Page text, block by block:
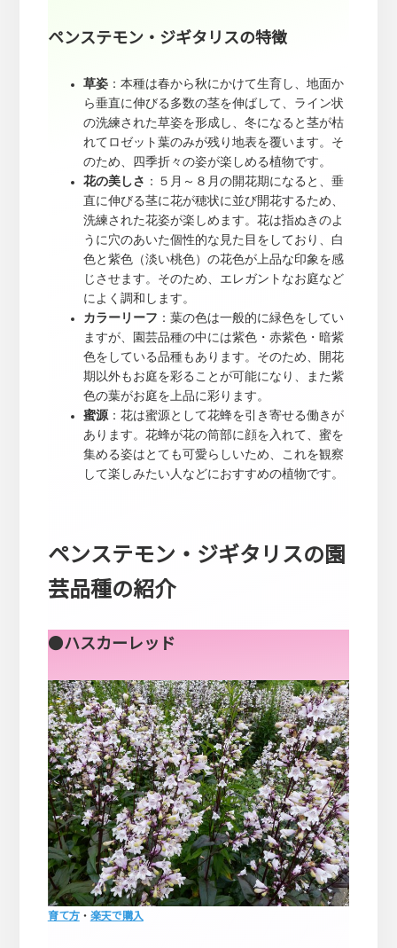
ペンステモン・ジギタリスの特徴
草姿：本種は春から秋にかけて生育し、地面か
ら垂直に伸びる多数の茎を伸ばして、ライン状
の洗練された草姿を形成し、冬になると茎が枯
れてロゼット葉のみが残り地表を覆います。そ
のため、四季折々の姿が楽しめる植物です。
花の美しさ ：５月～８月の開花期になると、垂
直に伸びる茎に花が穂状に並び開花するため、
洗練された花姿が楽しめます。花は指ぬきのよ
うに穴のあいた個性的な見た目をしており、白
色と紫色（淡い桃色）の花色が上品な印象を感
じさせます。そのため、エレガントなお庭など
によく調和します。
カラーリーフ ：葉の色は一般的に緑色をしてい
ますが、園芸品種の中には紫色・赤紫色・暗紫
色をしている品種もあります。そのため、開花
期以外もお庭を彩ることが可能になり、また紫
色の葉がお庭を上品に彩ります。
蜜源：花は蜜源として花蜂を引き寄せる働きが
あります。花蜂が花の筒部に顔を入れて、蜜を
集める姿はとても可愛らしいため、これを観察
して楽しみたい人などにおすすめの植物です。
ペンステモン・ジギタリスの園
芸品種の紹介
●ハスカーレッド
育て方・ 楽天で購入